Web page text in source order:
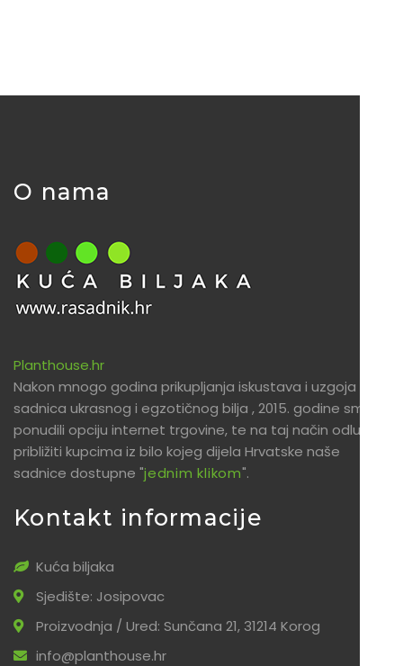
O nama
Planthouse.hr
Nakon mnogo godina prikupljanja iskustava i uzgoja
sadnica ukrasnog i egzotičnog bilja , 2015. godine smo
ponudili opciju internet trgovine, te na taj način odlučili
približiti kupcima iz bilo kojeg dijela Hrvatske naše
sadnice dostupne "jednim klikom".
Kontakt informacije
Kuća biljaka
Sjedište: Josipovac
Proizvodnja / Ured: Sunčana 21, 31214 Korog
info@planthouse.hr